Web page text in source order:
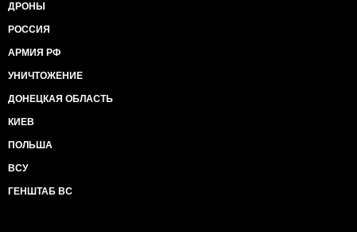
ДРОНЫ
РОССИЯ
АРМИЯ РФ
УНИЧТОЖЕНИЕ
ДОНЕЦКАЯ ОБЛАСТЬ
КИЕВ
ПОЛЬША
ВСУ
ГЕНШТАБ ВС